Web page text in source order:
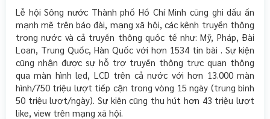
Lễ hội Sông nước Thành phố Hồ Chí Minh cũng ghi dấu ấn
mạnh mẽ trên báo đài, mạng xã hội, các kênh truyền thông
trong nước và cả truyền thông quốc tế như: Mỹ, Pháp, Đài
Loan, Trung Quốc, Hàn Quốc với hơn 1534 tin bài . Sự kiện
cũng nhận được sự hỗ trợ truyền thông trực quan thông
qua màn hình led, LCD trên cả nước với hơn 13.000 màn
hình/750 triệu lượt tiếp cận trong vòng 15 ngày (trung bình
50 triệu lượt/ngày). Sự kiện cũng thu hút hơn 43 triệu lượt
like, view trên mạng xã hội.